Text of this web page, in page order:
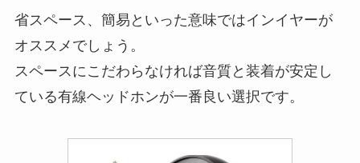
省スペース、簡易といった意味ではインイヤーが
オススメでしょう。
スペースにこだわらなければ音質と装着が安定し
ている有線ヘッドホンが一番良い選択です。